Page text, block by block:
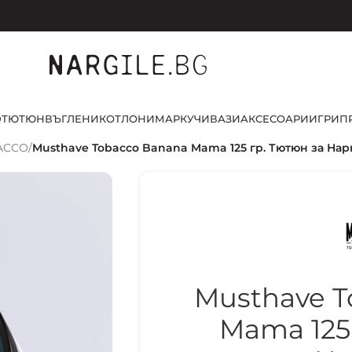
ТЮТЮНВЪГЛЕНИКОТЛОНИМАРКУЧИВАЗИАКСЕСОАРИИГРИ
/Musthave Tobacco Banana Mama 125 гр. Тютюн за
Musthave
Mama